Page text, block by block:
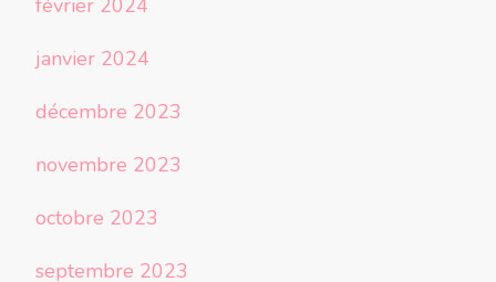
février 2024
janvier 2024
décembre 2023
novembre 2023
octobre 2023
septembre 2023